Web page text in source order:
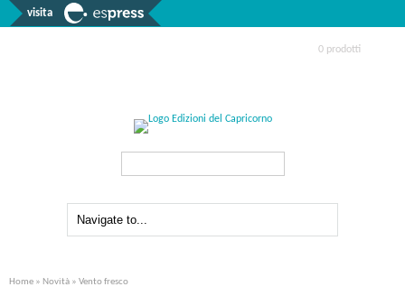
visita
0 prodotti
Home » Novità » Vento fresco